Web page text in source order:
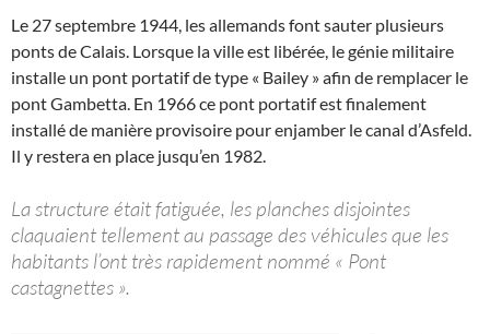
Le 27 septembre 1944, les allemands font sauter plusieurs
ponts de Calais. Lorsque la ville est libérée, le génie militaire
installe un pont portatif de type « Bailey » afin de remplacer le
pont Gambetta. En 1966 ce pont portatif est finalement
installé de manière provisoire pour enjamber le canal d’Asfeld.
Il y restera en place jusqu’en 1982.
La structure était fatiguée, les planches disjointes
claquaient tellement au passage des véhicules que les
habitants l’ont très rapidement nommé « Pont
castagnettes ».